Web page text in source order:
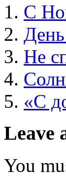
С
Не
«С
Leave
You